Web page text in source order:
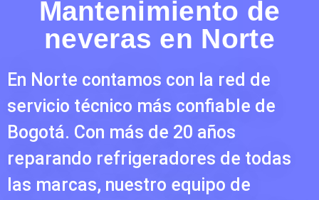
Mantenimiento de
neveras en Norte
En Norte contamos con la red de
servicio técnico más confiable de
Bogotá. Con más de 20 años
reparando refrigeradores de todas
las marcas, nuestro equipo de